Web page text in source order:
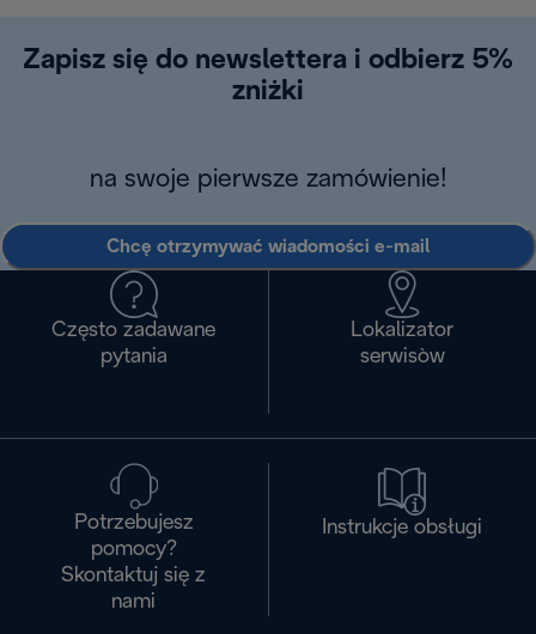
Zapisz się do newslettera i odbierz 5%
zniżki
na swoje pierwsze zamówienie!
Chcę otrzymywać wiadomości e-mail
Często zadawane
pytania
Lokalizator
serwisòw
Potrzebujesz
pomocy?
Skontaktuj się z
nami
Instrukcje obsługi